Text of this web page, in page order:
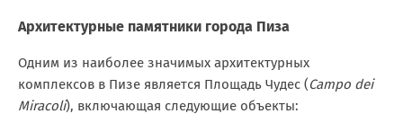
Архитектурные памятники города Пиза
Одним из наиболее значимых архитектурных
комплексов в Пизе является Площадь Чудес (Campo dei
Miracoli), включающая следующие объекты: